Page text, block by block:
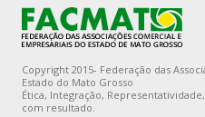
Copyright 2015- Federação das
Estado do Mato Grosso
Ética, Integração,
com resultado.